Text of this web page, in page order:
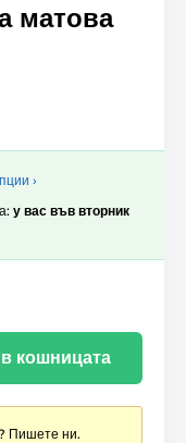
матова
›
у вас във вторник
кошницата
Пишете ни.